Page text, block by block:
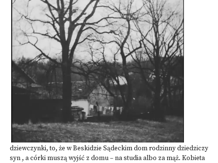
dziewczynki, to, że w Beskidzie Sądeckim dom rodzinny dziedziczy
syn , a córki muszą wyjść z domu – na studia albo za mąż. Kobieta